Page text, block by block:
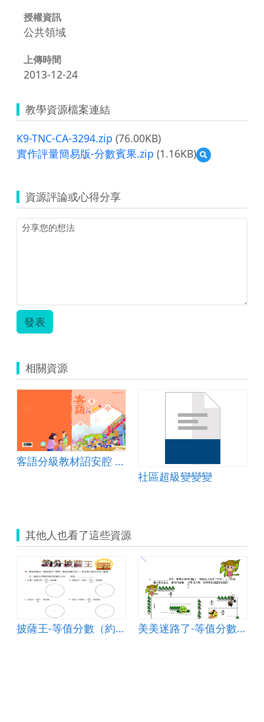
授權資訊
公共領域
上傳時間
2013-12-24
教學資源檔案連結
K9-TNC-CA-3294.zip (76.00KB)
實作評量簡易版-分數賓果.zip (1.16KB)
預
覽
量
簡
資源評論或心得分享
發表
相關資源
客語分級教材詔安腔 第三級第五冊(下冊)
社區超級變變變
其他人也看了這些資源
披薩王-等值分數（約分）
美美迷路了-等值分數（擴分）